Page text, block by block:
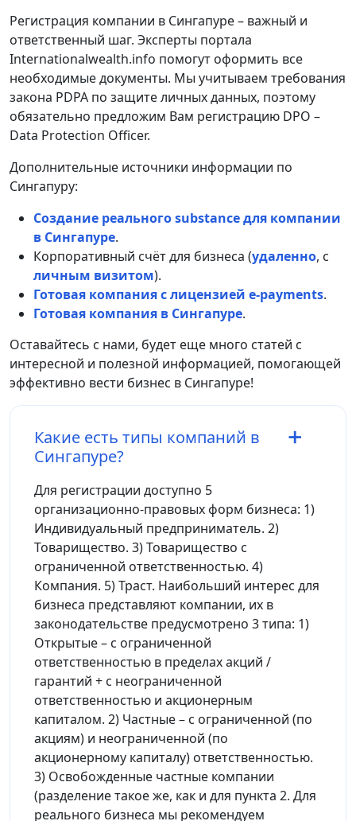
Регистрация компании в Сингапуре – важный и
ответственный шаг. Эксперты портала
Internationalwealth.info помогут оформить все
необходимые документы. Мы учитываем требования
закона PDPA по защите личных данных, поэтому
обязательно предложим Вам регистрацию DPO –
Data Protection Officer.
Дополнительные источники информации по
Сингапуру:
Создание реального substance для компании
в Сингапуре.
Корпоративный счёт для бизнеса (удаленно, с
личным визитом).
Готовая компания с лицензией e-payments.
Готовая компания в Сингапуре.
Оставайтесь с нами, будет еще много статей с
интересной и полезной информацией, помогающей
эффективно вести бизнес в Сингапуре!
Какие есть типы компаний в
Сингапуре?
Для регистрации доступно 5
организационно-правовых форм бизнеса: 1)
Индивидуальный предприниматель. 2)
Товарищество. 3) Товарищество с
ограниченной ответственностью. 4)
Компания. 5) Траст. Наибольший интерес для
бизнеса представляют компании, их в
законодательстве предусмотрено 3 типа: 1)
Открытые – с ограниченной
ответственностью в пределах акций /
гарантий + с неограниченной
ответственностью и акционерным
капиталом. 2) Частные – с ограниченной (по
акциям) и неограниченной (по
акционерному капиталу) ответственностью.
3) Освобожденные частные компании
(разделение такое же, как и для пункта 2. Для
реального бизнеса мы рекомендуем